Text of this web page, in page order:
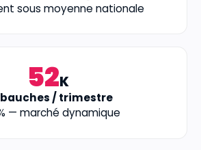
sous moyenne nationale
52K
/ trimestre
— marché dynamique